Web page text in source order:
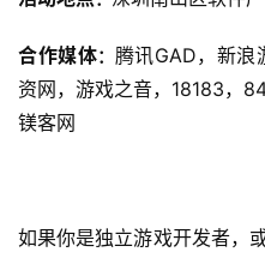
3
0
茶
合作媒体： 腾讯GAD，新浪
资网，游戏之音，18183，
镁客网
如果你是独立游戏开发者，